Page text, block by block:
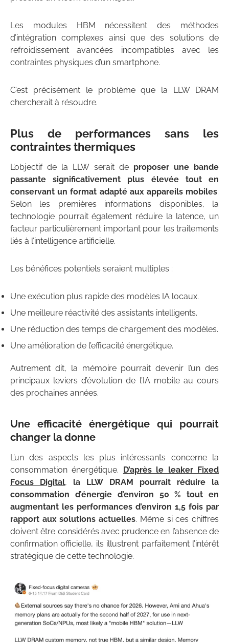
Les modules HBM nécessitent des méthodes
d’intégration complexes ainsi que des solutions de
refroidissement avancées incompatibles avec les
contraintes physiques d’un smartphone.
C’est précisément le problème que la LLW DRAM
chercherait à résoudre.
Plus de performances sans les
contraintes thermiques
L’objectif de la LLW serait de proposer une bande
passante significativement plus élevée tout en
conservant un format adapté aux appareils mobiles.
Selon les premières informations disponibles, la
technologie pourrait également réduire la latence, un
facteur particulièrement important pour les traitements
liés à l’intelligence artificielle.
Les bénéfices potentiels seraient multiples :
Une exécution plus rapide des modèles IA locaux.
Une meilleure réactivité des assistants intelligents.
Une réduction des temps de chargement des modèles.
Une amélioration de l’efficacité énergétique.
Autrement dit, la mémoire pourrait devenir l’un des
principaux leviers d’évolution de l’IA mobile au cours
des prochaines années.
Une efficacité énergétique qui pourrait
changer la donne
L’un des aspects les plus intéressants concerne la
consommation énergétique. D’après le leaker Fixed
Focus Digital, la LLW DRAM pourrait réduire la
consommation d’énergie d’environ 50 % tout en
augmentant les performances d’environ 1,5 fois par
rapport aux solutions actuelles. Même si ces chiffres
doivent être considérés avec prudence en l’absence de
confirmation officielle, ils illustrent parfaitement l’intérêt
stratégique de cette technologie.